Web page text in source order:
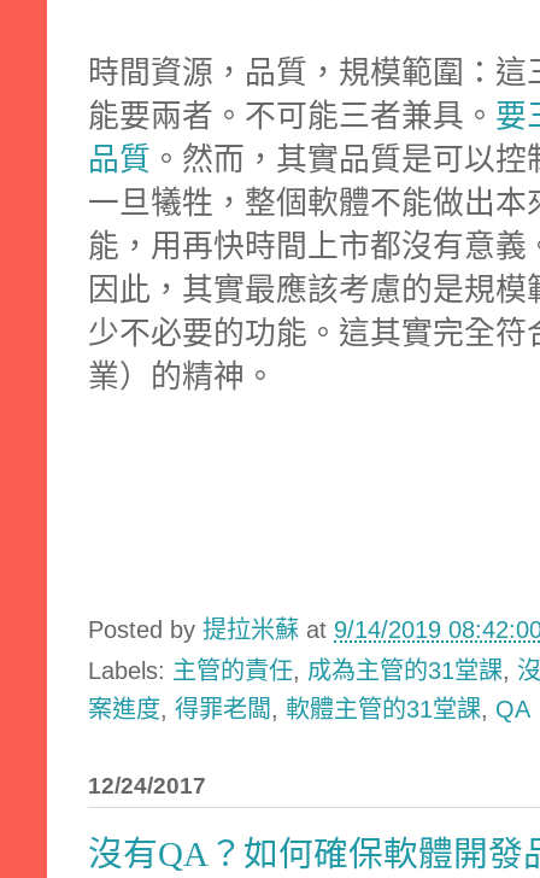
時間資源，品質，規模範圍：
能要兩者。不可能三者兼具。 要
品質 。然而，其實品質是可以
一旦犧牲，整個軟體不能做出
能，用再快時間上市都沒有意義
因此 ，其實最應該考慮的是規
少不必要的功能。這其實完全符
業）的精神。
Posted by 提拉米蘇 at 9/14/2019
Labels: 主管的責任, 成為主管的31堂課,
案進度, 得罪老闆 , 軟體主管的31堂課, QA
12/24/2017
沒有QA？如何確保軟體開發